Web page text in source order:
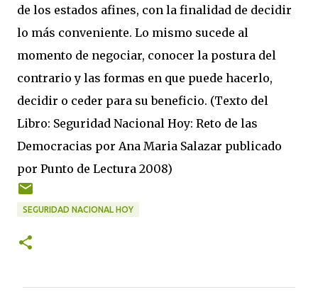
de los estados afines, con la finalidad de decidir
lo más conveniente. Lo mismo sucede al
momento de negociar, conocer la postura del
contrario y las formas en que puede hacerlo,
decidir o ceder para su beneficio. (Texto del
Libro: Seguridad Nacional Hoy: Reto de las
Democracias por Ana Maria Salazar publicado
por Punto de Lectura 2008)
SEGURIDAD NACIONAL HOY